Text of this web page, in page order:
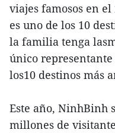
viajes famosos en
es uno de los 10
la familia tenga
único
los10 destinos más
Este año, NinhBinh
millones de